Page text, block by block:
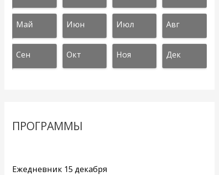
Май Июн Июл Авг
Сен Окт Ноя Дек
ПРОГРАММЫ
Ежедневник 15 декабря